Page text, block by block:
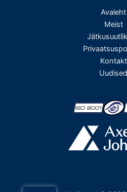
Avaleht
Meist
Kontakt
Uudised